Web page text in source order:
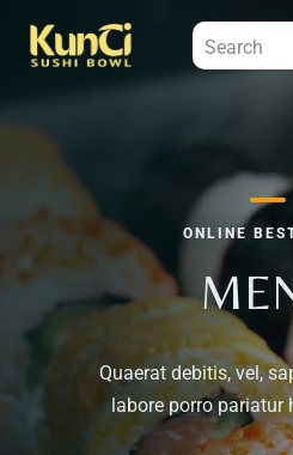
Menüs
Kontakt
Reservieren
ONLINE
Quaerat debitis, vel,
labore porro pariatur